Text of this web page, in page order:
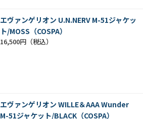
エヴァンゲリオン U.N.NERV M-51ジャケッ
ト/MOSS（COSPA）
16,500円
エヴァンゲリオン WILLE＆AAA Wunder
M-51ジャケット/BLACK（COSPA）